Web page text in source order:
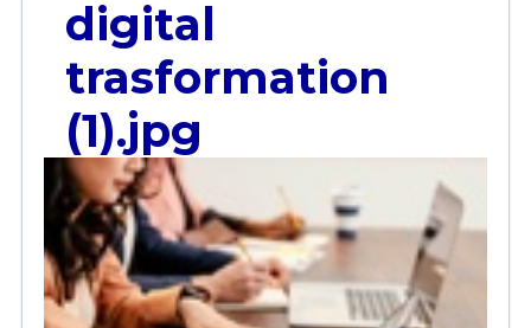
digital
trasformation
(1).jpg